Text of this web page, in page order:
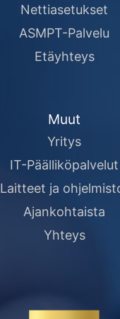
Nettiasetukset
ASMPT-Palvelu
Etäyhteys
Muut
Yritys
IT-Päälliköpalvelut
Laitteet ja
Ajankohtaista
Yhteys